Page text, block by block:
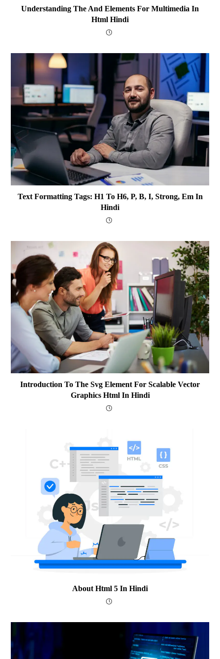
Understanding The And Elements For Multimedia In
Html Hindi
Text Formatting Tags: H1 To H6, P, B, I, Strong, Em In
Hindi
Introduction To The Svg Element For Scalable Vector
Graphics Html In Hindi
About Html 5 In Hindi